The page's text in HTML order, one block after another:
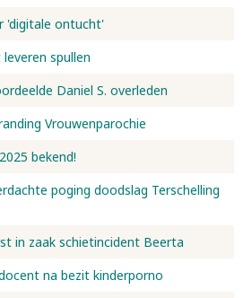
'digitale ontucht'
spullen
Daniel S. overleden
Vrouwenparochie
bekend!
poging doodslag Terschelling
in zaak schietincident Beerta
na bezit kinderporno